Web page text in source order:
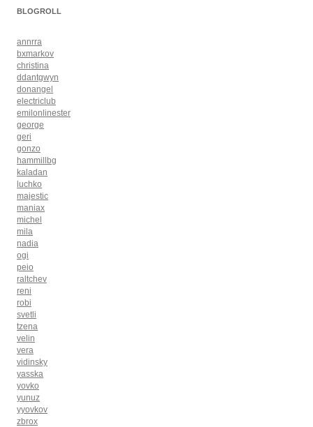
BLOGROLL
annrra
bxmarkov
christina
ddantgwyn
donangel
electriclub
emilonlinester
george
geri
gonzo
hammillbg
kaladan
luchko
majestic
maniax
michel
mila
nadia
ogi
peio
raltchev
reni
robi
svetli
tzena
velin
vera
vidinsky
yasska
yovko
yunuz
yyovkov
zbrox